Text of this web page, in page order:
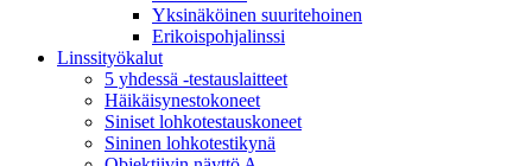
Yksinäköinen suuritehoinen
Erikoispohjalinssi
Linssityökalut
5 yhdessä -testauslaitteet
Häikäisynestokoneet
Siniset lohkotestauskoneet
Sininen lohkotestikynä